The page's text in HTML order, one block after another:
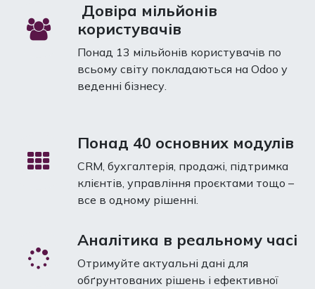
Довіра мільйонів
користувачів
Понад 13 мільйонів користувачів по
всьому світу покладаються на Odoo у
веденні бізнесу.
Понад 40 основних модулів
CRM, бухгалтерія, продажі, підтримка
клієнтів, управління проєктами тощо –
все в одному рішенні.
Аналітика в реальному часі
Отримуйте актуальні дані для
обґрунтованих рішень і ефективної